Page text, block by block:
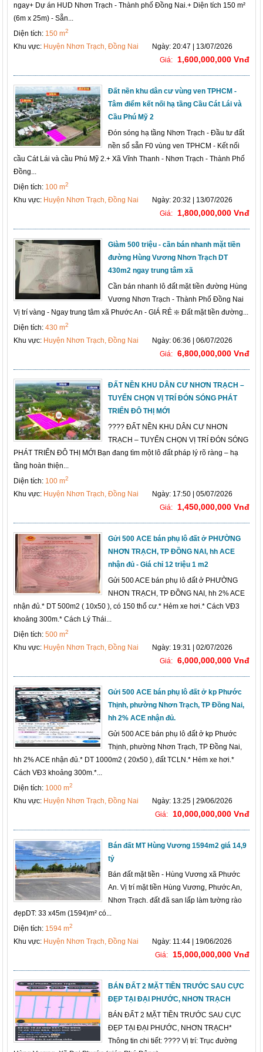
ngay+ Dự án HUD Nhơn Trạch - Thành phố Đồng Nai.+ Diện tích 150 m²
(6m x 25m) - Sẵn...
Diện tích: 150 m2
Khu vực: Huyện Nhơn Trạch, Đồng Nai
Ngày: 20:47 | 13/07/2026
Giá:
1,600,000,000 Vnđ
Đất nền khu dân cư vùng ven TPHCM -
Tâm điểm kết nối hạ tầng Cầu Cát Lái và
Cầu Phú Mỹ 2
Đón sóng hạ tầng Nhơn Trạch - Đầu tư đất
nền sổ sẵn F0 vùng ven TPHCM - Kết nối
cầu Cát Lái và cầu Phú Mỹ 2.+ Xã Vĩnh Thanh - Nhơn Trạch - Thành Phố
Đồng...
Diện tích: 100 m2
Khu vực: Huyện Nhơn Trạch, Đồng Nai
Ngày: 20:32 | 13/07/2026
Giá:
1,800,000,000 Vnđ
Giàm 500 triệu - cần bán nhanh mặt tiền
đường Hùng Vương Nhơn Trạch DT
430m2 ngay trung tâm xã
Cần bán nhanh lô đất mặt tiền đường Hùng
Vương Nhơn Trạch - Thành Phố Đồng Nai
Vị trí vàng - Ngay trung tâm xã Phước An - GIÁ RẺ ❇️ Đất mặt tiền đường...
Diện tích:430 m2
Khu vực: Huyện Nhơn Trạch, Đồng Nai
Ngày: 06:36 | 06/07/2026
Giá: 6,800,000,000 Vnđ
ĐẤT NỀN KHU DÂN CƯ NHƠN TRẠCH –
TUYỂN CHỌN VỊ TRÍ ĐÓN SÓNG PHÁT
TRIỂN ĐÔ THỊ MỚI
???? ĐẤT NỀN KHU DÂN CƯ NHƠN
TRẠCH – TUYỂN CHỌN VỊ TRÍ ĐÓN SÓNG
PHÁT TRIỂN ĐÔ THỊ MỚI Bạn đang tìm một lô đất pháp lý rõ ràng – hạ
tầng hoàn thiện...
Diện tích: 100 m2
Khu vực: Huyện Nhơn Trạch, Đồng Nai
Ngày: 17:50 | 05/07/2026
Giá:
1,450,000,000 Vnđ
Gửi 500 ACE bán phụ lô đất ở PHƯỜNG
NHƠN TRẠCH, TP ĐỒNG NAI, hh ACE
nhận đủ - Giá chỉ 12 triệu 1 m2
Gửi 500 ACE bán phụ lô đất ở PHƯỜNG
NHƠN TRẠCH, TP ĐỒNG NAI, hh 2% ACE
nhận đủ.* DT 500m2 ( 10x50 ), có 150 thổ cư.* Hẻm xe hơi.* Cách VĐ3
khoảng 300m.* Cách Lý Thái...
Diện tích:500 m2
Khu vực: Huyện Nhơn Trạch, Đồng Nai
Ngày: 19:31 | 02/07/2026
Giá: 6,000,000,000 Vnđ
Gửi 500 ACE bán phụ lô đất ở kp Phước
Thịnh, phường Nhơn Trạch, TP Đồng Nai,
hh 2% ACE nhận đủ.
Gửi 500 ACE bán phụ lô đất ở kp Phước
Thịnh, phường Nhơn Trạch, TP Đồng Nai,
hh 2% ACE nhận đủ.* DT 1000m2 ( 20x50 ), đất TCLN.* Hẻm xe hơi.*
Cách VĐ3 khoảng 300m.*...
Diện tích: 1000 m2
Khu vực: Huyện Nhơn Trạch, Đồng Nai
Ngày: 13:25 | 29/06/2026
Giá:
10,000,000,000 Vnđ
Bán đất MT Hùng Vương 1594m2 giá 14,9
tỷ
Bán đất mặt tiền - Hùng Vương xã Phước
An. Vị trí mặt tiền Hùng Vương, Phước An,
Nhơn Trạch. đất đã san lấp làm tường rào
đẹpDT: 33 x45m (1594)m² có...
Diện tích: 1594 m2
Khu vực: Huyện Nhơn Trạch, Đồng Nai
Ngày: 11:44 | 19/06/2026
Giá:
15,000,000,000 Vnđ
BÁN ĐẤT 2 MẶT TIỀN TRƯỚC SAU CỰC
ĐẸP TẠI ĐẠI PHƯỚC, NHƠN TRẠCH
BÁN ĐẤT 2 MẶT TIỀN TRƯỚC SAU CỰC
ĐẸP TẠI ĐẠI PHƯỚC, NHƠN TRẠCH*
Thông tin chi tiết: ???? Vị trí: Trục đường